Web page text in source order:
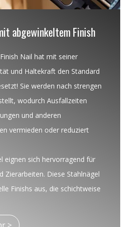
abgewinkeltem Finish
Nail hat mit seiner
und Haltekraft den Standard
Sie werden nach strengen
wodurch Ausfallzeiten
und anderen
vermieden oder reduziert
eignen sich hervorragend für
Zierarbeiten. Diese Stahlnägel
Finishs aus, die schichtweise